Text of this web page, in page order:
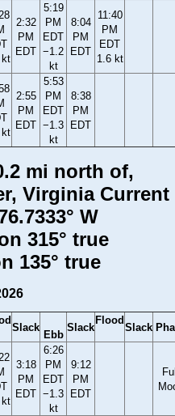
2:32
PM
EDT
5:19
PM
EDT
−1.2
kt
8:04
PM
EDT
11:40
PM
EDT
1.6 kt
2:55
PM
EDT
5:53
PM
EDT
−1.3
kt
8:38
PM
EDT
mi north of,
Virginia Current
W
315° true
135° true
Slack
Ebb
Slack
Flood
Slack
3:18
PM
EDT
6:26
PM
EDT
−1.3
kt
9:12
PM
EDT